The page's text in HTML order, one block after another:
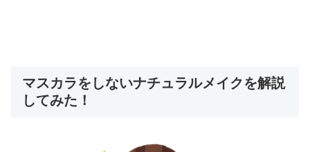
マスカラをしないナチュラルメイクを解説
してみた！